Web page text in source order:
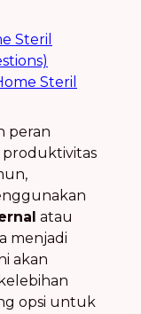
Steril
Steril
peran
atau
menjadi
akan
opsi untuk